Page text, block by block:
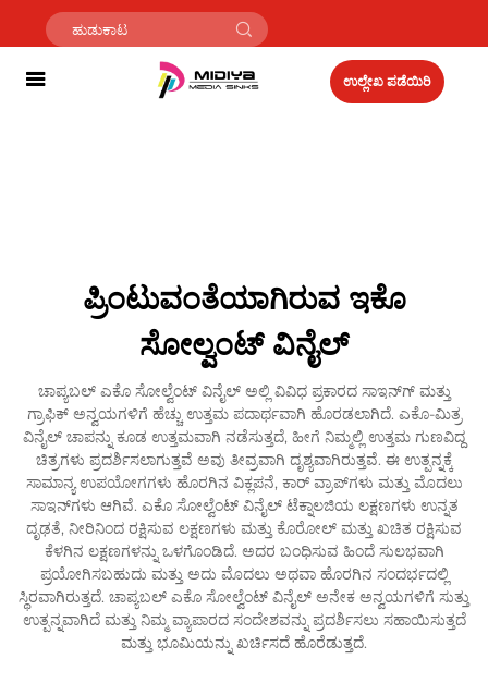
ಉಲ್ಲೇಖ ಪಡೆಯಿರಿ
ಪ್ರಿಂಟುವಂತೆಯಾಗಿರುವ ಇಕೊ
ಸೋಲ್ವಂಟ್ ವಿನೈಲ್
ಚಾಪ್ಯಬಲ್ ಎಕೊ ಸೋಲ್ವೆಂಟ್ ವಿನೈಲ್ ಅಲ್ಲಿ ವಿವಿಧ ಪ್ರಕಾರದ ಸಾಇನ್‌ಗ್ ಮತ್ತು
ಗ್ರಾಫಿಕ್ ಅನ್ವಯಗಳಿಗೆ ಹೆಚ್ಚು ಉತ್ತಮ ಪದಾರ್ಥವಾಗಿ ಹೊರಡಲಾಗಿದೆ. ಎಕೊ-ಮಿತ್ರ
ವಿನೈಲ್ ಚಾಪನ್ನು ಕೂಡ ಉತ್ತಮವಾಗಿ ನಡೆಸುತ್ತದೆ, ಹೀಗೆ ನಿಮ್ಮಲ್ಲಿ ಉತ್ತಮ ಗುಣವಿದ್ದ
ಚಿತ್ರಗಳು ಪ್ರದರ್ಶಿಸಲಾಗುತ್ತವೆ ಅವು ತೀವ್ರವಾಗಿ ದೃಶ್ಯವಾಗಿರುತ್ತವೆ. ಈ ಉತ್ಪನ್ನಕ್ಕೆ
ಸಾಮಾನ್ಯ ಉಪಯೋಗಗಳು ಹೊರಗಿನ ವಿಕ್ಲಪನೆ, ಕಾರ್ ವ್ರಾಪ್‌ಗಳು ಮತ್ತು ಮೊದಲು
ಸಾಇನ್‌ಗಳು ಆಗಿವೆ. ಎಕೊ ಸೋಲ್ವೆಂಟ್ ವಿನೈಲ್ ಟೆಕ್ನಾಲಜಿಯ ಲಕ್ಷಣಗಳು ಉನ್ನತ
ದೃಢತೆ, ನೀರಿನಿಂದ ರಕ್ಷಿಸುವ ಲಕ್ಷಣಗಳು ಮತ್ತು ಕೊರೋಲ್ ಮತ್ತು ಖಚಿತ ರಕ್ಷಿಸುವ
ಕೆಳಗಿನ ಲಕ್ಷಣಗಳನ್ನು ಒಳಗೊಂಡಿದೆ. ಅದರ ಬಂಧಿಸುವ ಹಿಂದೆ ಸುಲಭವಾಗಿ
ಪ್ರಯೋಗಿಸಬಹುದು ಮತ್ತು ಅದು ಮೊದಲು ಅಥವಾ ಹೊರಗಿನ ಸಂದರ್ಭದಲ್ಲಿ
ಸ್ಥಿರವಾಗಿರುತ್ತದೆ. ಚಾಪ್ಯಬಲ್ ಎಕೊ ಸೋಲ್ವೆಂಟ್ ವಿನೈಲ್ ಅನೇಕ ಅನ್ವಯಗಳಿಗೆ ಸುತ್ತು
ಉತ್ಪನ್ನವಾಗಿದೆ ಮತ್ತು ನಿಮ್ಮ ವ್ಯಾಪಾರದ ಸಂದೇಶವನ್ನು ಪ್ರದರ್ಶಿಸಲು ಸಹಾಯಿಸುತ್ತದೆ
ಮತ್ತು ಭೂಮಿಯನ್ನು ಖರ್ಚಿಸದೆ ಹೊರೆಡುತ್ತದೆ.